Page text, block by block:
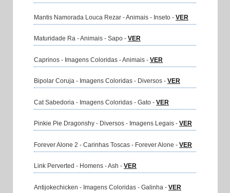
Mantis Namorada Louca Rezar - Animais - Inseto - VER
Maturidade Ra - Animais - Sapo - VER
Caprinos - Imagens Coloridas - Animais - VER
Bipolar Coruja - Imagens Coloridas - Diversos - VER
Cat Sabedoria - Imagens Coloridas - Gato - VER
Pinkie Pie Dragonshy - Diversos - Imagens Legais - VER
Forever Alone 2 - Carinhas Toscas - Forever Alone - VER
Link Perverted - Homens - Ash - VER
Antijokechicken - Imagens Coloridas - Galinha - VER